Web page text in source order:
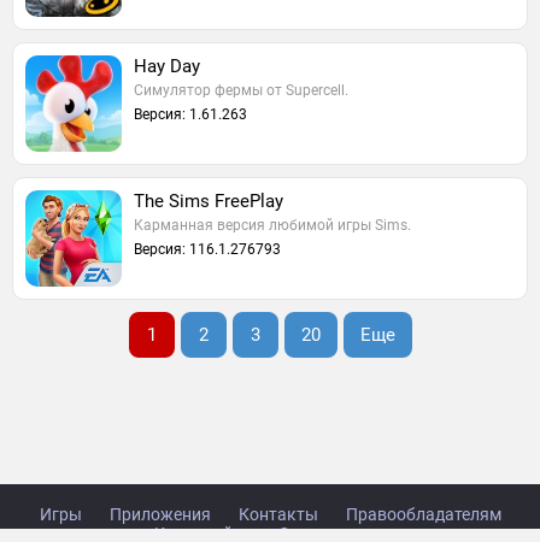
Hay Day
Симулятор фермы от Supercell.
Версия: 1.61.263
The Sims FreePlay
Карманная версия любимой игры Sims.
Версия: 116.1.276793
1 2 3 20 Еще
Игры Приложения Контакты
Правообладателям
Карта сайта
Стол заказов